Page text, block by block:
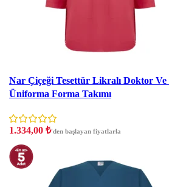
Nar Çiçeği Tesettür Likralı Doktor
Üniforma Forma Takımı
1.334,00 ₺'den başlayan fiyatlarla